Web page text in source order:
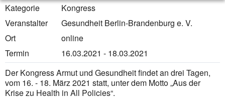
Kategorie
Kongress
Veranstalter
Gesundheit Berlin-Brandenburg e. V.
Ort
online
Termin
16.03.2021 - 18.03.2021
Der Kongress Armut und Gesundheit findet an drei Tagen,
vom 16. - 18. März 2021 statt, unter dem Motto „Aus der
Krise zu Health in All Policies“.